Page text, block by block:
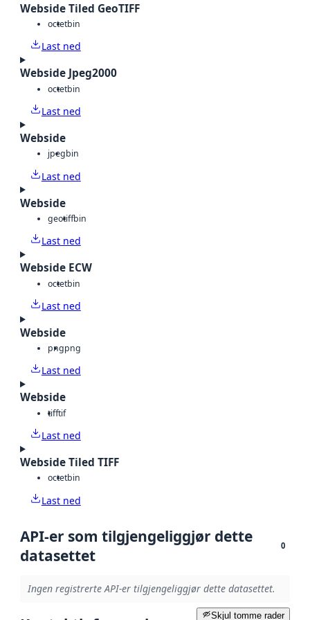
Webside Tiled GeoTIFF
octetbin
Last ned
Webside Jpeg2000
octetbin
Last ned
Webside
jpegbin
Last ned
Webside
geotiffbin
Last ned
Webside ECW
octetbin
Last ned
Webside
pngpng
Last ned
Webside
tifftif
Last ned
Webside Tiled TIFF
octetbin
Last ned
API-er som tilgjengeliggjør dette
datasettet
0
Ingen registrerte API-er tilgjengeliggjør dette datasettet.
Skjul tomme rader